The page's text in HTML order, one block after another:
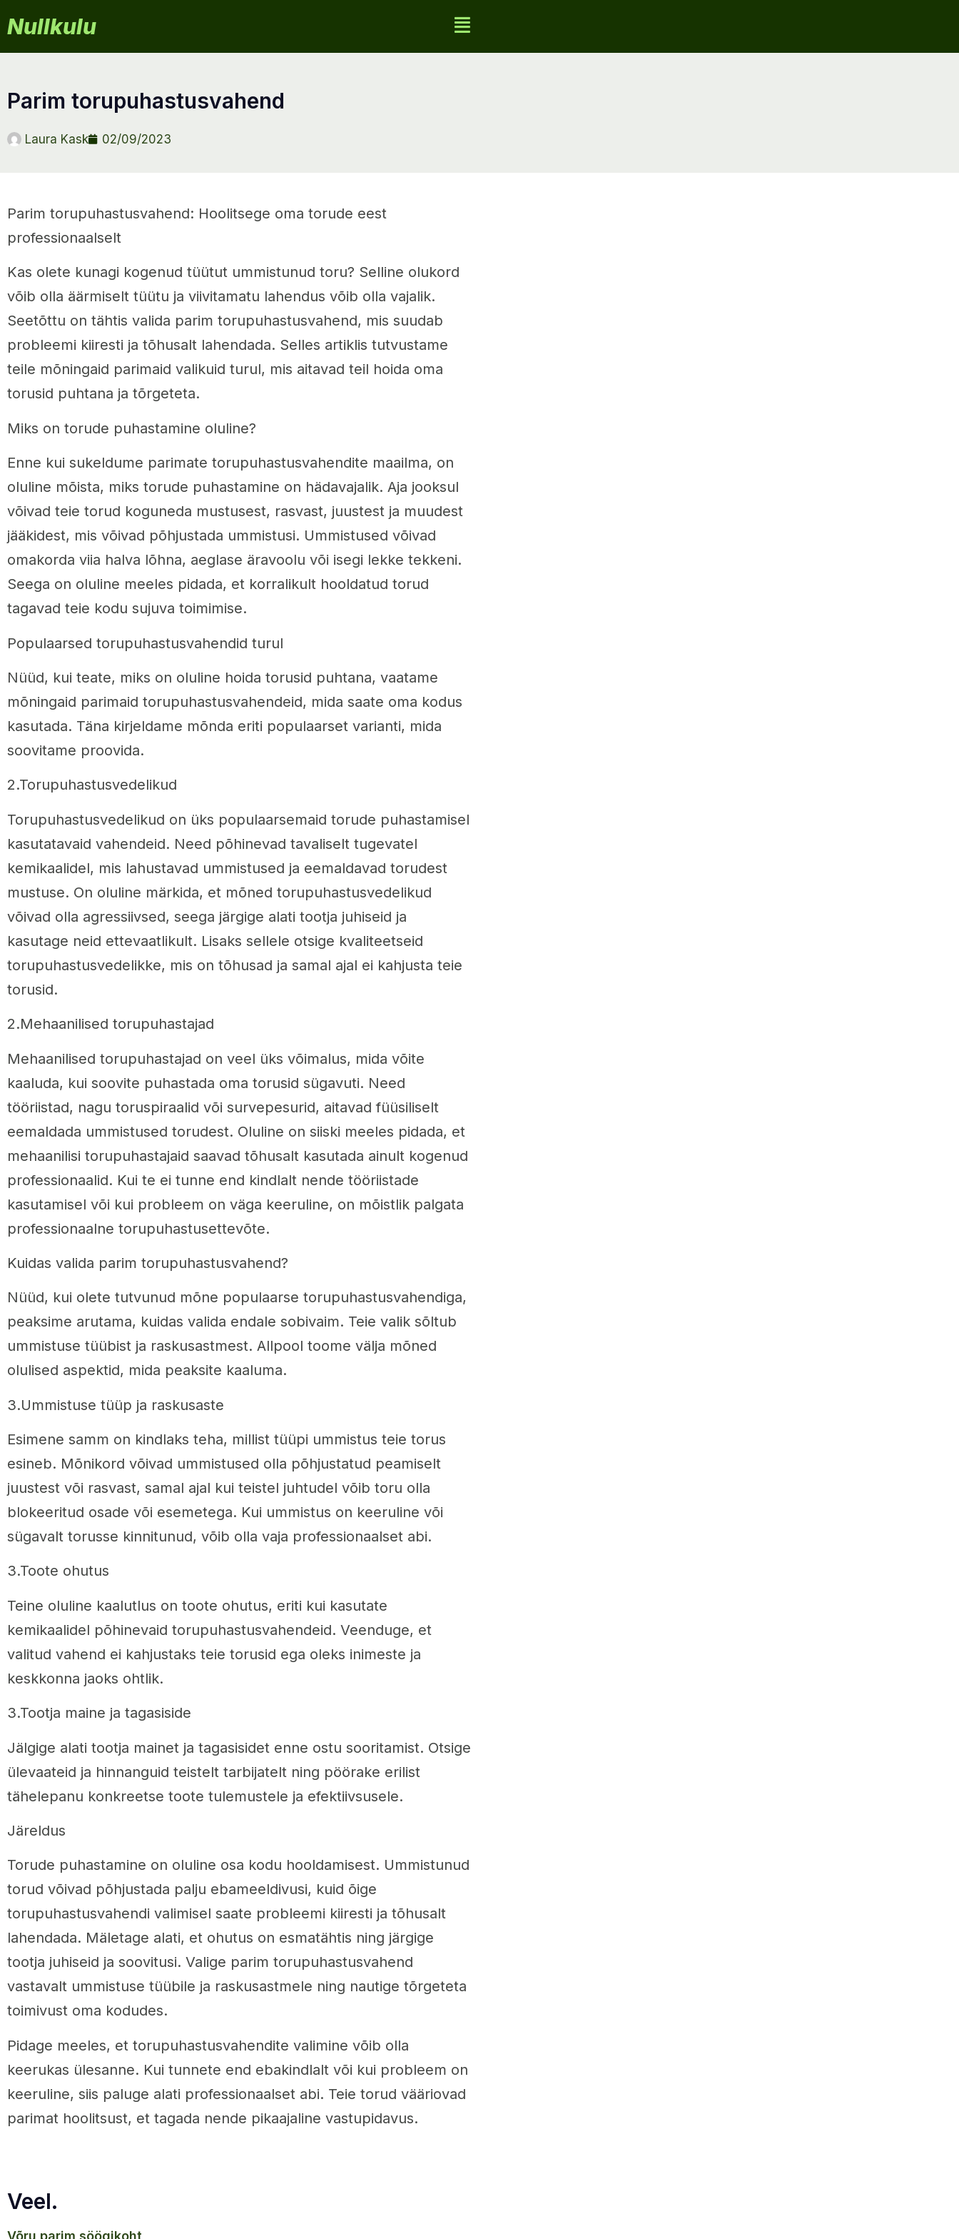
Nullkulu
parim torupuhastusvahend
Laura Kask 02/09/2023
Parim torupuhastusvahend: Hoolitsege oma torude eest
professionaalselt
Kas olete kunagi kogenud tüütut ummistunud toru? Selline olukord
võib olla äärmiselt tüütu ja viivitamatu lahendus võib olla vajalik.
Seetõttu on tähtis valida parim torupuhastusvahend, mis suudab
probleemi kiiresti ja tõhusalt lahendada. Selles artiklis tutvustame
teile mõningaid parimaid valikuid turul, mis aitavad teil hoida oma
torusid puhtana ja tõrgeteta.
Miks on torude puhastamine oluline?
Enne kui sukeldume parimate torupuhastusvahendite maailma, on
oluline mõista, miks torude puhastamine on hädavajalik. Aja jooksul
võivad teie torud koguneda mustusest, rasvast, juustest ja muudest
jääkidest, mis võivad põhjustada ummistusi. Ummistused võivad
omakorda viia halva lõhna, aeglase äravoolu või isegi lekke tekkeni.
Seega on oluline meeles pidada, et korralikult hooldatud torud
tagavad teie kodu sujuva toimimise.
Populaarsed torupuhastusvahendid turul
Nüüd, kui teate, miks on oluline hoida torusid puhtana, vaatame
mõningaid parimaid torupuhastusvahendeid, mida saate oma kodus
kasutada. Täna kirjeldame mõnda eriti populaarset varianti, mida
soovitame proovida.
2.Torupuhastusvedelikud
Torupuhastusvedelikud on üks populaarsemaid torude puhastamisel
kasutatavaid vahendeid. Need põhinevad tavaliselt tugevatel
kemikaalidel, mis lahustavad ummistused ja eemaldavad torudest
mustuse. On oluline märkida, et mõned torupuhastusvedelikud
võivad olla agressiivsed, seega järgige alati tootja juhiseid ja
kasutage neid ettevaatlikult. Lisaks sellele otsige kvaliteetseid
torupuhastusvedelikke, mis on tõhusad ja samal ajal ei kahjusta teie
torusid.
2.Mehaanilised torupuhastajad
Mehaanilised torupuhastajad on veel üks võimalus, mida võite
kaaluda, kui soovite puhastada oma torusid sügavuti. Need
tööriistad, nagu toruspiraalid või survepesurid, aitavad füüsiliselt
eemaldada ummistused torudest. Oluline on siiski meeles pidada, et
mehaanilisi torupuhastajaid saavad tõhusalt kasutada ainult kogenud
professionaalid. Kui te ei tunne end kindlalt nende tööriistade
kasutamisel või kui probleem on väga keeruline, on mõistlik palgata
professionaalne torupuhastusettevõte.
Kuidas valida parim torupuhastusvahend?
Nüüd, kui olete tutvunud mõne populaarse torupuhastusvahendiga,
peaksime arutama, kuidas valida endale sobivaim. Teie valik sõltub
ummistuse tüübist ja raskusastmest. Allpool toome välja mõned
olulised aspektid, mida peaksite kaaluma.
3.Ummistuse tüüp ja raskusaste
Esimene samm on kindlaks teha, millist tüüpi ummistus teie torus
esineb. Mõnikord võivad ummistused olla põhjustatud peamiselt
juustest või rasvast, samal ajal kui teistel juhtudel võib toru olla
blokeeritud osade või esemetega. Kui ummistus on keeruline või
sügavalt torusse kinnitunud, võib olla vaja professionaalset abi.
3.Toote ohutus
Teine oluline kaalutlus on toote ohutus, eriti kui kasutate
kemikaalidel põhinevaid torupuhastusvahendeid. Veenduge, et
valitud vahend ei kahjustaks teie torusid ega oleks inimeste ja
keskkonna jaoks ohtlik.
3.Tootja maine ja tagasiside
Jälgige alati tootja mainet ja tagasisidet enne ostu sooritamist. Otsige
ülevaateid ja hinnanguid teistelt tarbijatelt ning pöörake erilist
tähelepanu konkreetse toote tulemustele ja efektiivsusele.
Järeldus
Torude puhastamine on oluline osa kodu hooldamisest. Ummistunud
torud võivad põhjustada palju ebameeldivusi, kuid õige
torupuhastusvahendi valimisel saate probleemi kiiresti ja tõhusalt
lahendada. Mäletage alati, et ohutus on esmatähtis ning järgige
tootja juhiseid ja soovitusi. Valige parim torupuhastusvahend
vastavalt ummistuse tüübile ja raskusastmele ning nautige tõrgeteta
toimivust oma kodudes.
Pidage meeles, et torupuhastusvahendite valimine võib olla
keerukas ülesanne. Kui tunnete end ebakindlalt või kui probleem on
keeruline, siis paluge alati professionaalset abi. Teie torud vääriovad
parimat hoolitsust, et tagada nende pikaajaline vastupidavus.
Veel.
võru parim söögikoht